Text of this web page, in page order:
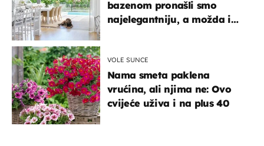
bazenom pronašli smo
najelegantniju, a možda i
VOLE SUNCE
Nama smeta paklena
vrućina, ali njima ne: Ovo
cvijeće uživa i na plus 40